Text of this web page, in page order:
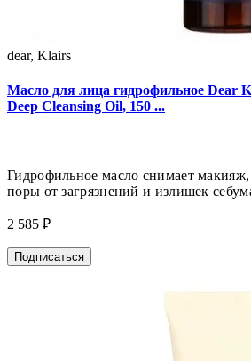
dear, Klairs
Масло для лица гидрофильное Dear
Deep Cleansing Oil, 150 ...
Гидрофильное масло снимает
поры от загрязнений и излишек
2 585 ₽
Подписаться